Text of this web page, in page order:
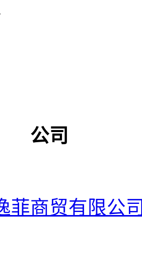
公司
菲商贸有限公司